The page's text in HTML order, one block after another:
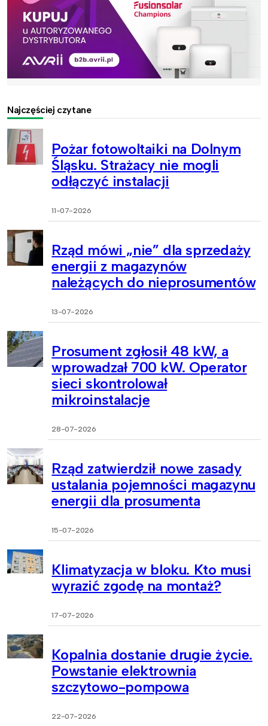
Najczęściej czytane
Pożar fotowoltaiki na Dolnym
Śląsku. Strażacy nie mogli
odłączyć instalacji
11-07-2026
Rząd mówi „nie” dla sprzedaży
energii z magazynów
należących do nieprosumentów
13-07-2026
Prosument zgłosił 48 kW, a
wprowadzał 700 kW. Operator
sieci skontrolował
mikroinstalacje
28-07-2026
Rząd zatwierdził nowe zasady
ustalania pojemności magazynu
energii dla prosumenta
15-07-2026
Klimatyzacja w bloku. Kto musi
wyrazić zgodę na montaż?
17-07-2026
Kopalnia dostanie drugie życie.
Powstanie elektrownia
szczytowo-pompowa
22-07-2026